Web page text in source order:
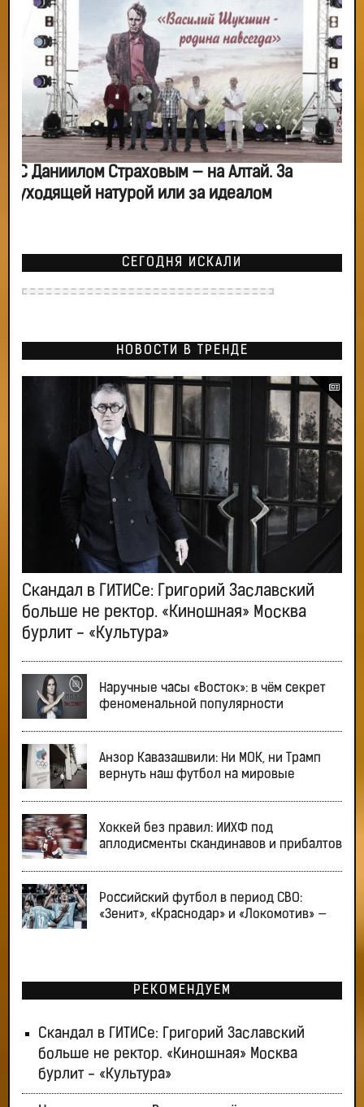
С Даниилом Страховым — на Алтай. За
уходящей натурой или за идеалом
СЕГОДНЯ ИСКАЛИ
НОВОСТИ В ТРЕНДЕ
Скандал в ГИТИСе: Григорий Заславский
больше не ректор. «Киношная» Москва
бурлит - «Культура»
Наручные часы «Восток»: в чём секрет
феноменальной популярности
Анзор Кавазашвили: Ни МОК, ни Трамп
вернуть наш футбол на мировые
Хоккей без правил: ИИХФ под
аплодисменты скандинавов и прибалтов
Российский футбол в период СВО:
«Зенит», «Краснодар» и «Локомотив» —
РЕКОМЕНДУЕМ
Скандал в ГИТИСе: Григорий Заславский
больше не ректор. «Киношная» Москва
бурлит - «Культура»